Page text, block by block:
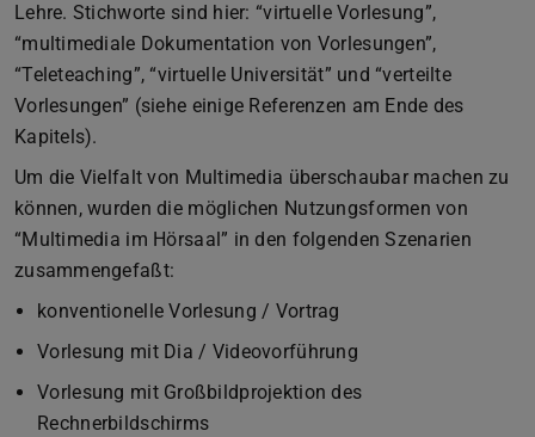
Lehre. Stichworte sind hier: “virtuelle Vorlesung”,
“multimediale Dokumentation von Vorlesungen”,
“Teleteaching”, “virtuelle Universität” und “verteilte
Vorlesungen” (siehe einige Referenzen am Ende des
Kapitels).
Um die Vielfalt von Multimedia überschaubar machen zu
können, wurden die möglichen Nutzungsformen von
“Multimedia im Hörsaal” in den folgenden Szenarien
zusammengefaßt:
konventionelle Vorlesung / Vortrag
Vorlesung mit Dia / Videovorführung
Vorlesung mit Großbildprojektion des
Rechnerbildschirms